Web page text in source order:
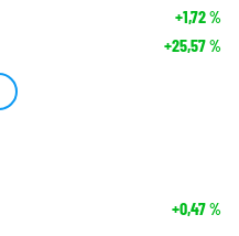
+1,72%
+25,57%
+0,47%